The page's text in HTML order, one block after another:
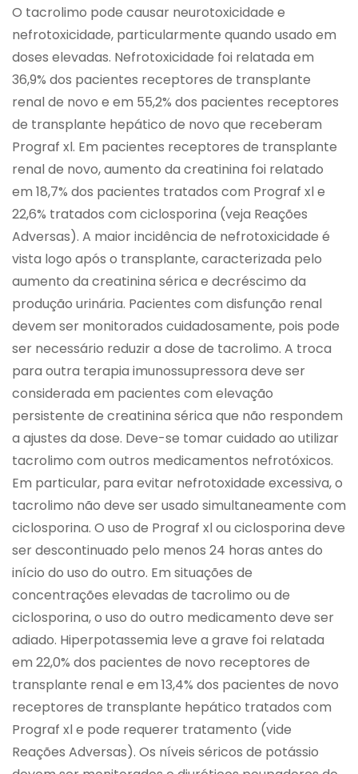
O tacrolimo pode causar neurotoxicidade e
nefrotoxicidade, particularmente quando usado em
doses elevadas. Nefrotoxicidade foi relatada em
36,9% dos pacientes receptores de transplante
renal de novo e em 55,2% dos pacientes receptores
de transplante hepático de novo que receberam
Prograf xl. Em pacientes receptores de transplante
renal de novo, aumento da creatinina foi relatado
em 18,7% dos pacientes tratados com Prograf xl e
22,6% tratados com ciclosporina (veja Reações
Adversas). A maior incidência de nefrotoxicidade é
vista logo após o transplante, caracterizada pelo
aumento da creatinina sérica e decréscimo da
produção urinária. Pacientes com disfunção renal
devem ser monitorados cuidadosamente, pois pode
ser necessário reduzir a dose de tacrolimo. A troca
para outra terapia imunossupressora deve ser
considerada em pacientes com elevação
persistente de creatinina sérica que não respondem
a ajustes da dose. Deve-se tomar cuidado ao utilizar
tacrolimo com outros medicamentos nefrotóxicos.
Em particular, para evitar nefrotoxidade excessiva, o
tacrolimo não deve ser usado simultaneamente com
ciclosporina. O uso de Prograf xl ou ciclosporina deve
ser descontinuado pelo menos 24 horas antes do
início do uso do outro. Em situações de
concentrações elevadas de tacrolimo ou de
ciclosporina, o uso do outro medicamento deve ser
adiado. Hiperpotassemia leve a grave foi relatada
em 22,0% dos pacientes de novo receptores de
transplante renal e em 13,4% dos pacientes de novo
receptores de transplante hepático tratados com
Prograf xl e pode requerer tratamento (vide
Reações Adversas). Os níveis séricos de potássio